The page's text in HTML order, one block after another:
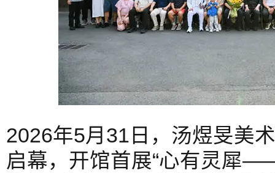
2026年5月31日，汤煜旻美
启幕，开馆首展“心有灵犀